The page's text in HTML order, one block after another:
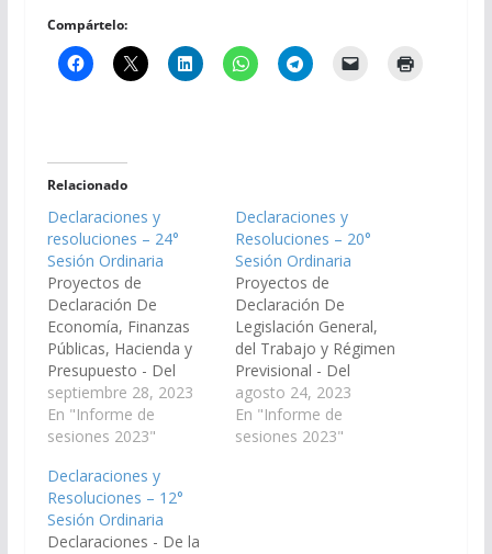
Compártelo:
Relacionado
Declaraciones y
resoluciones – 24°
Sesión Ordinaria
Proyectos de
Declaración De
Economía, Finanzas
Públicas, Hacienda y
Presupuesto - Del
Senador Marcelo
Durval Garcia, por el
cual solicita que el
Provincial, a través del
Ministerio de
Seguridad y Jefatura de
Policía, arbitre las
septiembre 28, 2023
En "Informe de
sesiones 2023"
Declaraciones y
Resoluciones – 20°
Sesión Ordinaria
Proyectos de
Declaración De
Legislación General,
del Trabajo y Régimen
Previsional - Del
Senador Dani Nolasco,
viendo con agrado que
el Poder Ejecutivo
agosto 24, 2023
En "Informe de
sesiones 2023"
Declaraciones y
Resoluciones – 12°
Sesión Ordinaria
Declaraciones - De la